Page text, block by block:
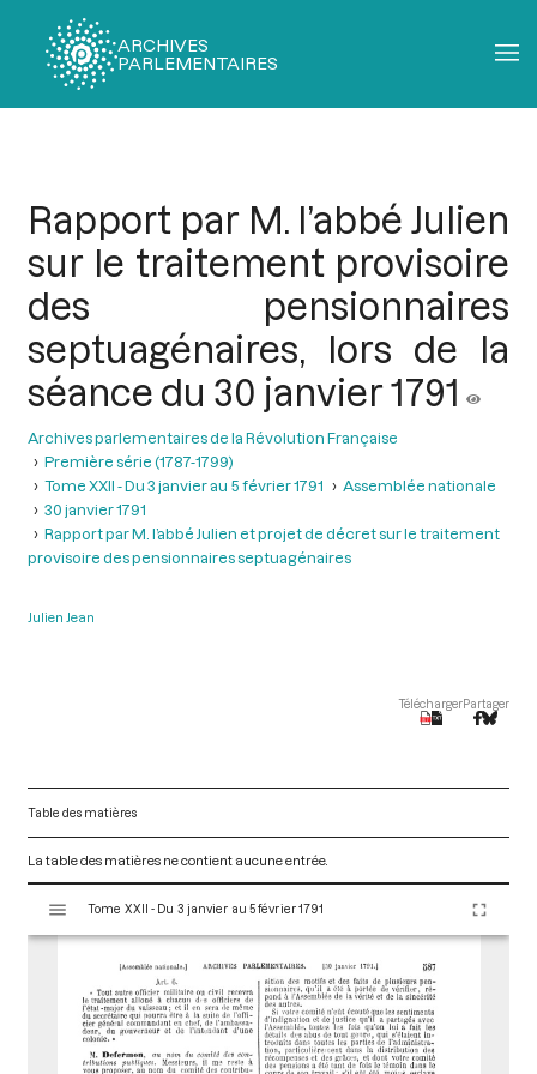
ARCHIVES
PARLEMENTAIRES
Rapport par M. l’abbé Julien
sur le traitement provisoire
des pensionnaires
septuagénaires, lors de la
séance du 30 janvier 1791
Archives parlementaires de la Révolution Française
Première série (1787-1799)
Tome XXII - Du 3 janvier au 5 février 1791
Assemblée nationale
30 janvier 1791
Rapport par M. l’abbé Julien et projet de décret sur le traitement
provisoire des pensionnaires septuagénaires
Julien Jean
TéléchargerPartager
Table des matières
La table des matières ne contient aucune entrée.
s
Tome XXII - Du 3 janvier au 5 février 1791